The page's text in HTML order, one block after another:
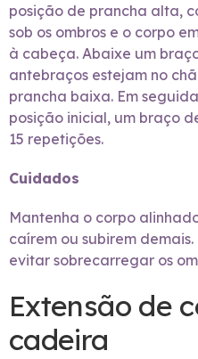
posição de prancha alta,
sob os ombros e o corpo
à cabeça. Abaixe um
antebraços estejam no
prancha baixa. Em
posição inicial, um braço
15 repetições.
Cuidados
Mantenha o corpo
caírem ou subirem
evitar sobrecarregar os
Extensão de
cadeira